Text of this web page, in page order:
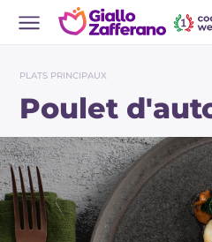
PLATS PRINCIPAUX
Poulet